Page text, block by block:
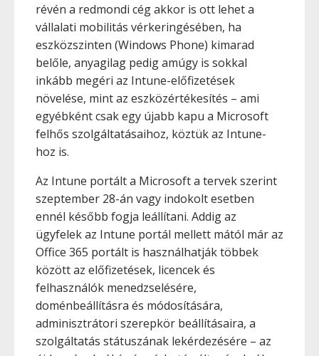
révén a redmondi cég akkor is ott lehet a
vállalati mobilitás vérkeringésében, ha
eszközszinten (Windows Phone) kimarad
belőle, anyagilag pedig amúgy is sokkal
inkább megéri az Intune-előfizetések
növelése, mint az eszközértékesítés – ami
egyébként csak egy újabb kapu a Microsoft
felhős szolgáltatásaihoz, köztük az Intune-
hoz is.
Az Intune portált a Microsoft a tervek szerint
szeptember 28-án vagy indokolt esetben
ennél később fogja leállítani. Addig az
ügyfelek az Intune portál mellett mától már az
Office 365 portált is használhatják többek
között az előfizetések, licencek és
felhasználók menedzselésére,
doménbeállításra és módosítására,
adminisztrátori szerepkör beállításaira, a
szolgáltatás státuszának lekérdezésére – az